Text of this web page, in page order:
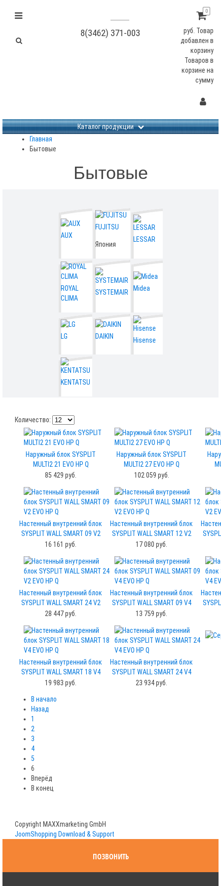
8(3462) 371-003
0
руб. Товар
добавлен в
корзину
Товаров в
корзине на
сумму
Не заданы изображения Каталог продукции
Главная
Бытовые
Бытовые
AUX
FUJITSU
Япония
LESSAR
ROYAL
CLIMA
SYSTEMAIR Midea
LG DAIKIN Hisense
KENTATSU
Количество:
Наружный блок SYSPLIT
MULTI2 21 EVO HP Q
85 429 руб.
Наружный блок SYSPLIT
MULTI2 27 EVO HP Q
102 059 руб.
Настенный внутренний блок
SYSPLIT WALL SMART 09 V2
EVO HP Q
16 161 руб.
Настенный внутренний блок
SYSPLIT WALL SMART 12 V2
EVO HP Q
17 080 руб.
Настенный внутренний блок
SYSPLIT WALL SMART 24 V2
EVO HP Q
28 447 руб.
Настенный внутренний блок
SYSPLIT WALL SMART 09 V4
EVO HP Q
13 759 руб.
Настенный внутренний блок
SYSPLIT WALL SMART 18 V4
EVO HP Q
19 983 руб.
Настенный внутренний блок
SYSPLIT WALL SMART 24 V4
EVO HP Q
23 934 руб.
В начало
Назад
1
2
3
4
5
6
Вперёд
В конец
Copyright MAXXmarketing GmbH
JoomShopping Download & Support
ПОЗВОНИТЬ